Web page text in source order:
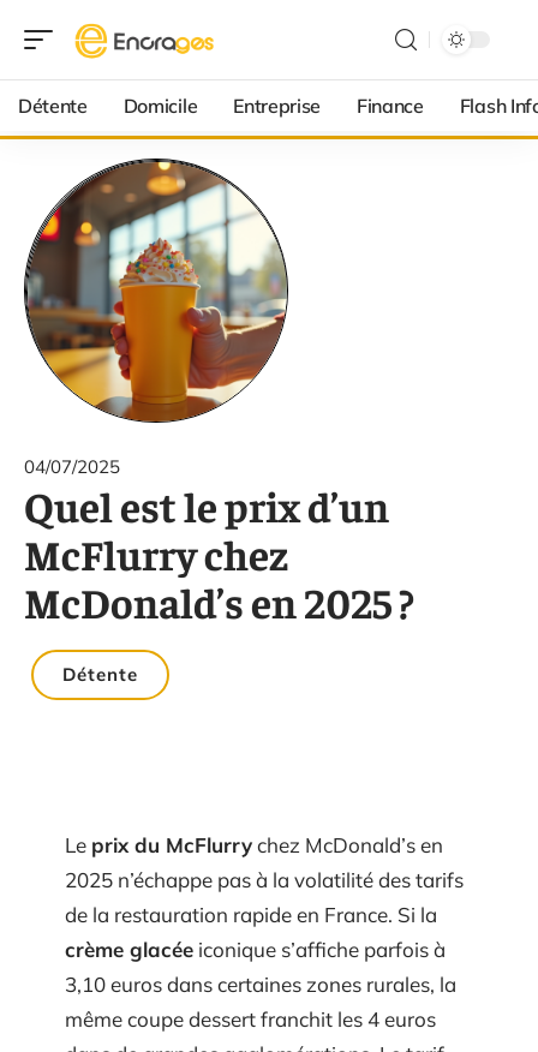
Détente Domicile Entreprise Finance Flash
04/07/2025
Quel est le prix d’un
McFlurry chez
McDonald’s en 2025 ?
Détente
Le prix du McFlurrychez McDonald’s en
2025 n’échappe pas à la volatilité des tarifs
de la restauration rapide en France. Si la
crème glacée iconique s’affiche parfois à
3,10 euros dans certaines zones rurales, la
même coupe dessert franchit les 4 euros